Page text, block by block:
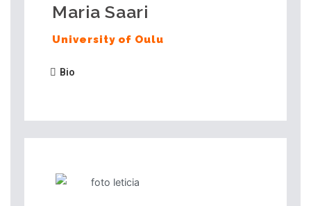
Maria Saari
University of Oulu
Bio